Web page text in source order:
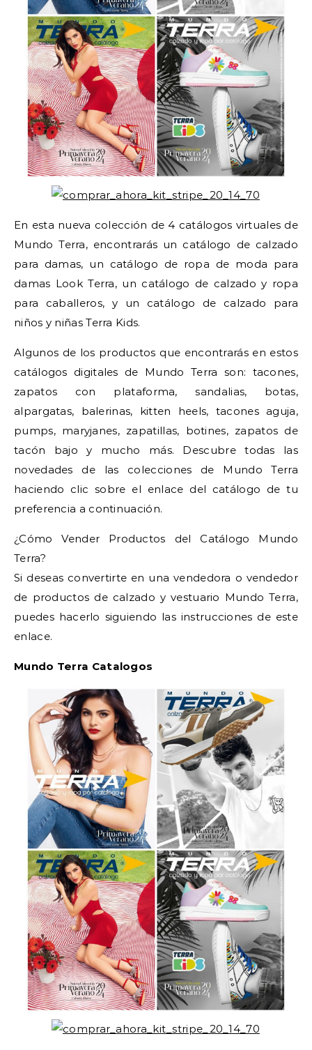
En esta nueva colección de 4 catálogos virtuales de
Mundo Terra, encontrarás un catálogo de calzado
para damas, un catálogo de ropa de moda para
damas Look Terra, un catálogo de calzado y ropa
para caballeros, y un catálogo de calzado para
niños y niñas Terra Kids.
Algunos de los productos que encontrarás en estos
catálogos digitales de Mundo Terra son: tacones,
zapatos con plataforma, sandalias, botas,
alpargatas, balerinas, kitten heels, tacones aguja,
pumps, maryjanes, zapatillas, botines, zapatos de
tacón bajo y mucho más. Descubre todas las
novedades de las colecciones de Mundo Terra
haciendo clic sobre el enlace del catálogo de tu
preferencia a continuación.
¿Cómo Vender Productos del Catálogo Mundo
Terra?
Si deseas convertirte en una vendedora o vendedor
de productos de calzado y vestuario Mundo Terra,
puedes hacerlo siguiendo las instrucciones de este
enlace.
Mundo Terra Catalogos